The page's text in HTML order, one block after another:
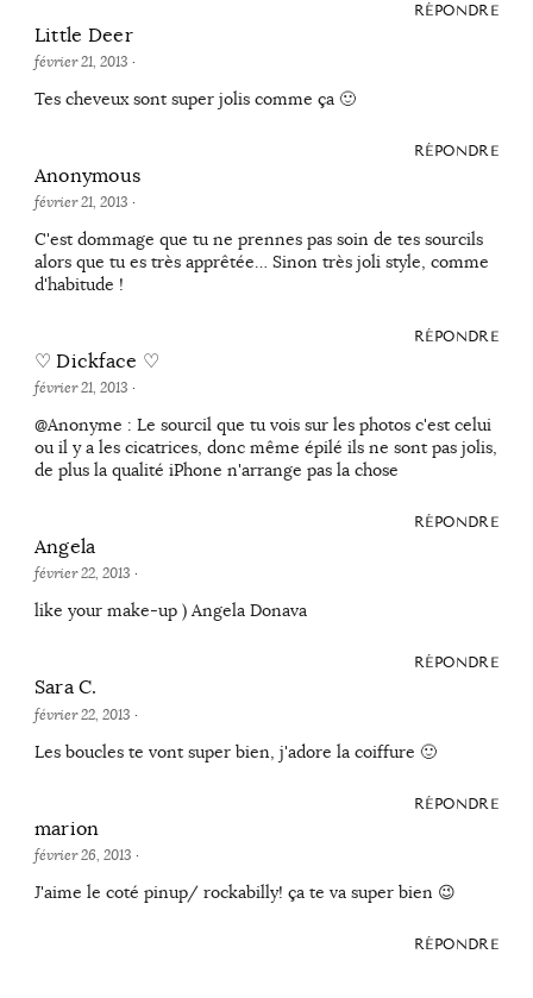
RÉPONDRE
Little Deer
février 21, 2013 ·
Tes cheveux sont super jolis comme ça 🙂
RÉPONDRE
Anonymous
février 21, 2013 ·
C'est dommage que tu ne prennes pas soin de tes sourcils
alors que tu es très apprêtée… Sinon très joli style, comme
d'habitude !
RÉPONDRE
♡ Dickface ♡
février 21, 2013 ·
@Anonyme : Le sourcil que tu vois sur les photos c'est celui
ou il y a les cicatrices, donc même épilé ils ne sont pas jolis,
de plus la qualité iPhone n'arrange pas la chose
RÉPONDRE
Angela
février 22, 2013 ·
like your make-up ) Angela Donava
RÉPONDRE
Sara C.
février 22, 2013 ·
Les boucles te vont super bien, j'adore la coiffure 🙂
RÉPONDRE
marion
février 26, 2013 ·
J'aime le coté pinup/ rockabilly! ça te va super bien 😉
RÉPONDRE